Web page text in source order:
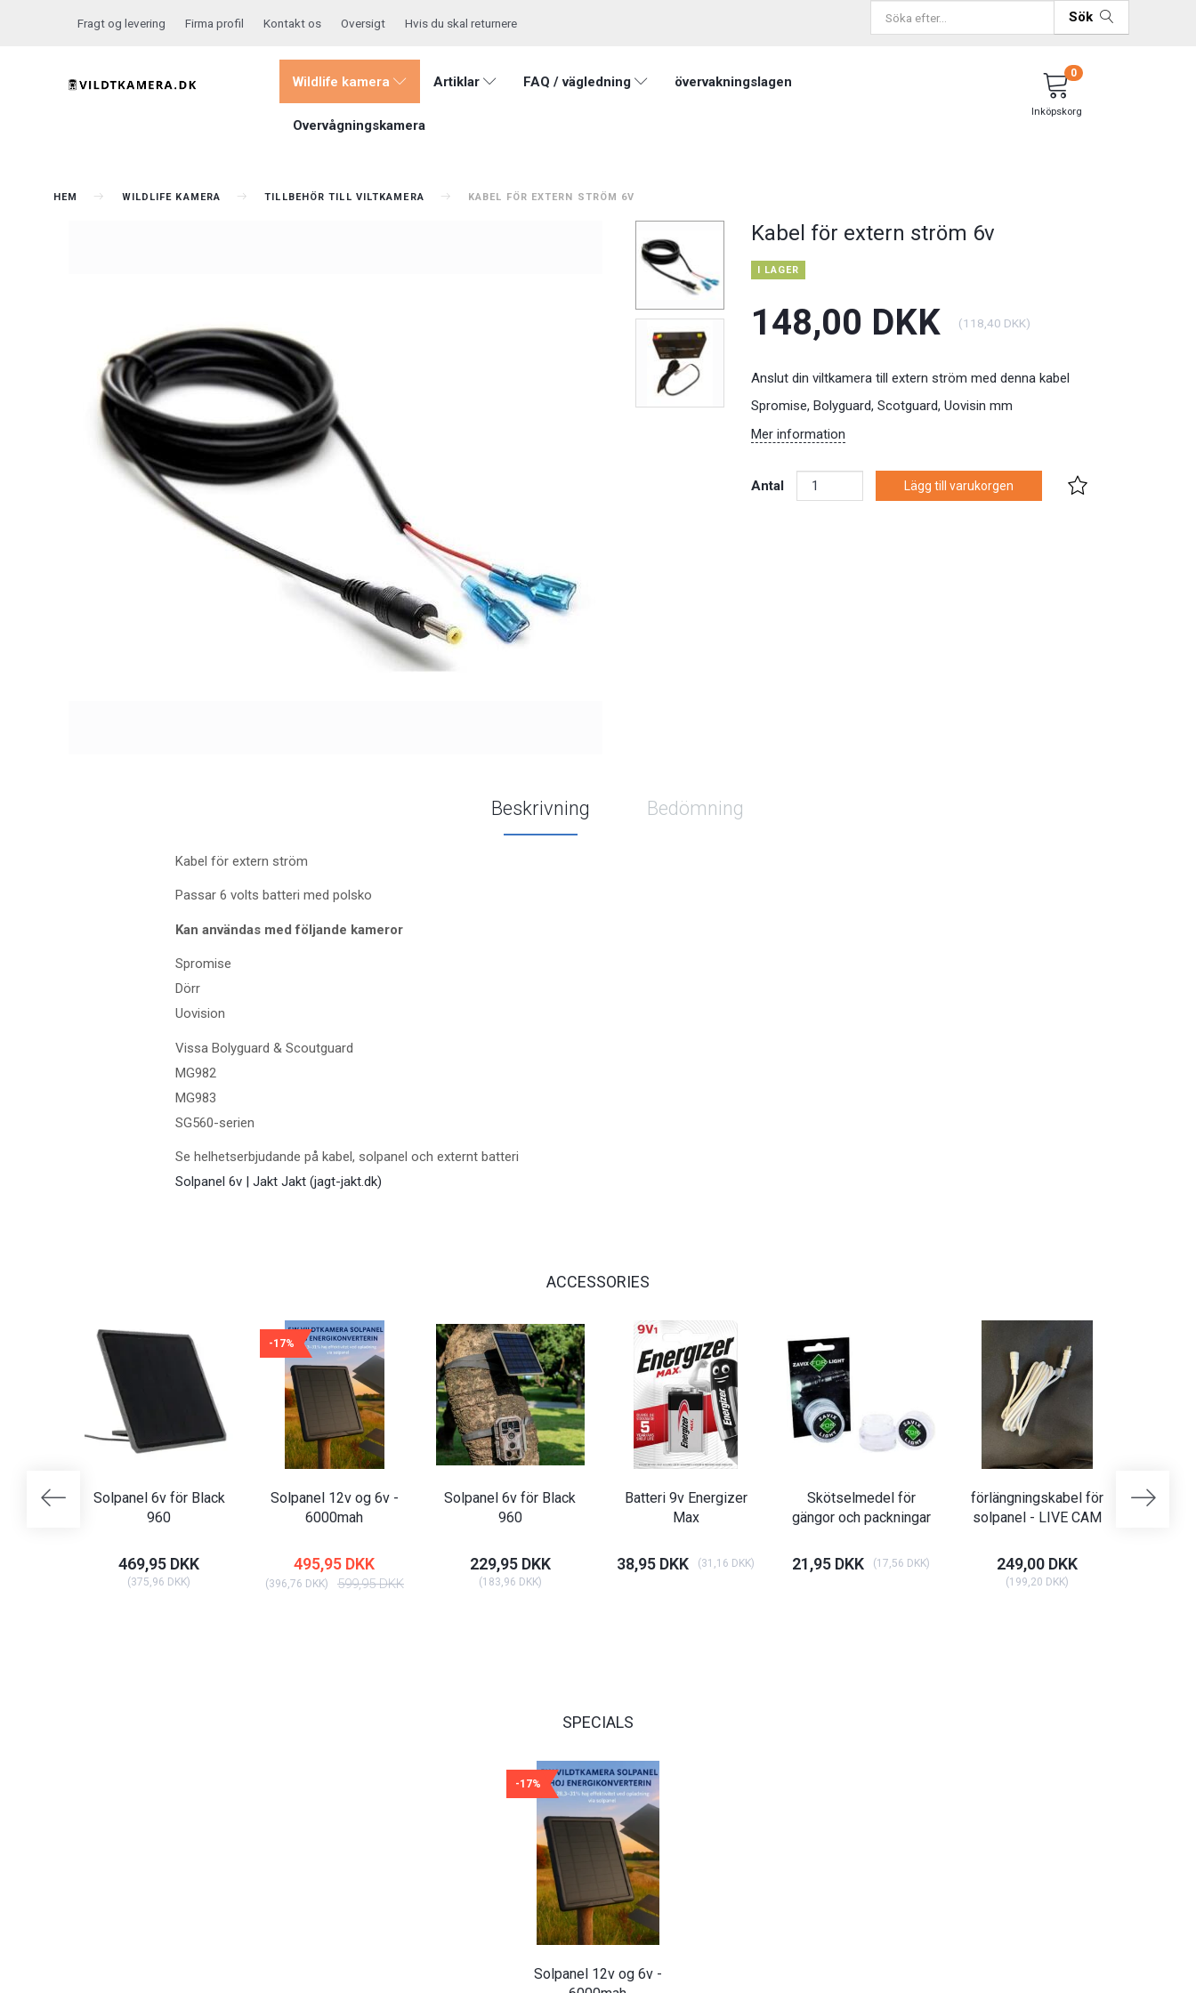
Sök
Fragt og levering Firma profil Kontakt os Oversigt Hvis du skal returnere
Wildlife kamera Artiklar FAQ / vägledning övervakningslagen
Overvågningskamera
Inköpskorg
0
HEM WILDLIFE KAMERA TILLBEHÖR TILL VILTKAMERA KABEL FÖR EXTERN STRÖM 6V
Kabel för extern ström 6v
I LAGER
148,00 DKK (118,40 DKK)
Anslut din viltkamera till extern ström med denna kabel
Spromise, Bolyguard, Scotguard, Uovisin mm
Mer information
Antal Lägg till varukorgen
Beskrivning Bedömning
Kabel för extern ström
Passar 6 volts batteri med polsko
Kan användas med följande kameror
Spromise
Dörr
Uovision
Vissa Bolyguard & Scoutguard
MG982
MG983
SG560-serien
Se helhetserbjudande på kabel, solpanel och externt batteri
Solpanel 6v | Jakt Jakt (jagt-jakt.dk)
ACCESSORIES
Solpanel 6v för Black
960
469,95 DKK
(375,96 DKK)
-17%
Solpanel 12v og 6v -
6000mah
495,95 DKK
(396,76 DKK) 599,95 DKK
Solpanel 6v för Black
960
229,95 DKK
(183,96 DKK)
Batteri 9v Energizer
Max
38,95 DKK (31,16 DKK)
Skötselmedel för
gängor och packningar
21,95 DKK (17,56 DKK)
förlängningskabel för
solpanel - LIVE CAM
249,00 DKK
(199,20 DKK)
Batteri
SPECIALS
-17%
Solpanel 12v og 6v -